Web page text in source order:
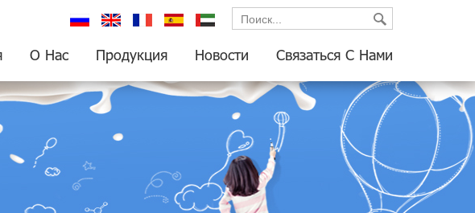
О Нас Продукция Новости Связаться С Нами